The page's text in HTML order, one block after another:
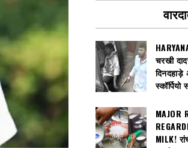
चरखी
दिनदहाड़े
MAJOR
MILK!